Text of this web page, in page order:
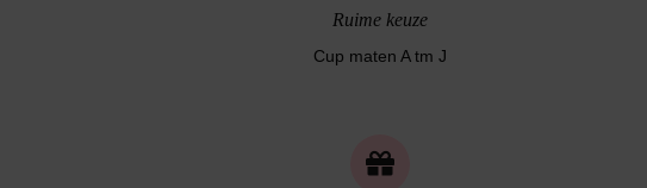
Ruime keuze
Cup maten A tm J